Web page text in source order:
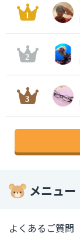
メニュー
よくあるご質問